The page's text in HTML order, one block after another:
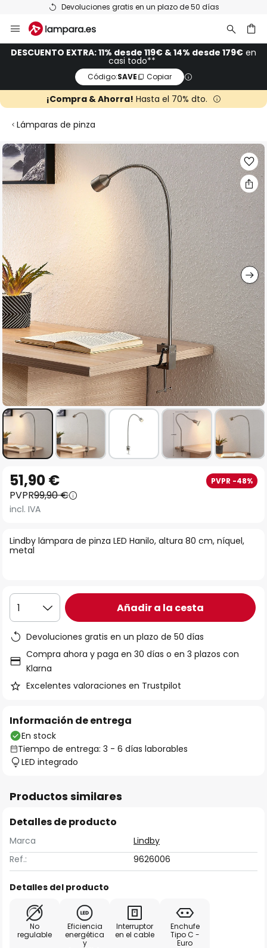
Devoluciones gratis en un plazo de 50 días
al
contenido
DESCUENTO EXTRA: 11% desde 119€ & 14% desde 179€ en
casi todo**
Código:SAVE Copiar
¡Compra & Ahorra! Hasta el 70% dto.
Lámparas de pinza
Saltar
al
final
de
la
galería
de
imágenes
comienzo
de
galería
de
Lindby lámpara de pinza LED Hanilo, altura 80 cm, níquel,
metal
51,90 € PVPR -48%
PVPR99,90 €
incl. IVA
1 Añadir a la cesta
Devoluciones gratis en un plazo de 50 días
Compra ahora y paga en 30 días o en 3 plazos con
Klarna
Excelentes valoraciones en Trustpilot
Información de entrega
En stock
Tiempo de entrega: 3 - 6 días laborables
LED integrado
Productos similares
Detalles de producto
Marca
Lindby
Ref.:
9626006
Detalles del producto
No
regulable
Eficiencia
energética
y
Interruptor
en el cable
Enchufe
Tipo C -
Euro